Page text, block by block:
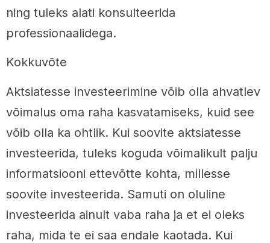
ning tuleks alati konsulteerida
professionaalidega.
Kokkuvõte
Aktsiatesse investeerimine võib olla ahvatlev
võimalus oma raha kasvatamiseks, kuid see
võib olla ka ohtlik. Kui soovite aktsiatesse
investeerida, tuleks koguda võimalikult palju
informatsiooni ettevõtte kohta, millesse
soovite investeerida. Samuti on oluline
investeerida ainult vaba raha ja et ei oleks
raha, mida te ei saa endale kaotada. Kui